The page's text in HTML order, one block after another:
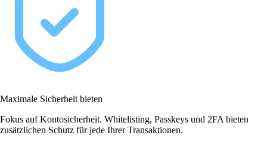
Maximale Sicherheit bieten
Fokus auf Kontosicherheit. Whitelisting, Passkeys und 2FA bieten
zusätzlichen Schutz für jede Ihrer Transaktionen.